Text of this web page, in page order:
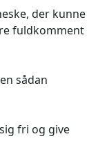
der kunne
fuldkomment
sådan
fri og give